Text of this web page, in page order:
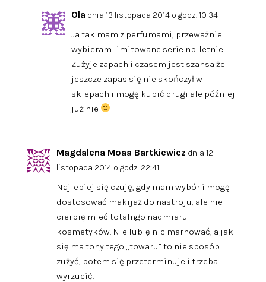
Ola dnia 13 listopada 2014 o godz. 10:34
Ja tak mam z perfumami, przeważnie
wybieram limitowane serie np. letnie.
Zużyje zapach i czasem jest szansa że
jeszcze zapas się nie skończył w
sklepach i mogę kupić drugi ale później
już nie
Magdalena Moaa Bartkiewicz dnia 12
listopada 2014 o godz. 22:41
Najlepiej się czuję, gdy mam wybór i mogę
dostosować makijaż do nastroju, ale nie
cierpię mieć totalngo nadmiaru
kosmetyków. Nie lubię nic marnować, a jak
się ma tony tego „towaru” to nie sposób
zużyć, potem się przeterminuje i trzeba
wyrzucić.